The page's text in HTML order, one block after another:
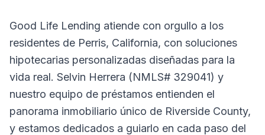
Good Life Lending atiende con orgullo a los
residentes de Perris, California, con soluciones
hipotecarias personalizadas diseñadas para la
vida real. Selvin Herrera (NMLS# 329041) y
nuestro equipo de préstamos entienden el
panorama inmobiliario único de Riverside County,
y estamos dedicados a guiarlo en cada paso del